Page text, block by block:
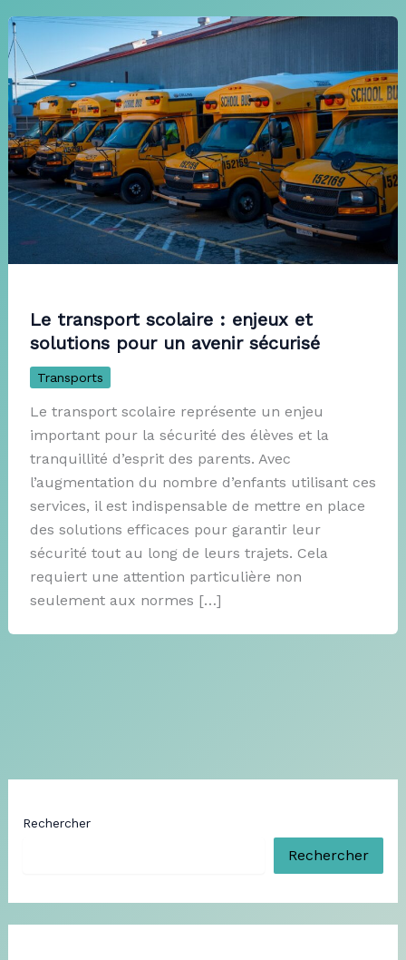
Le transport scolaire : enjeux et
solutions pour un avenir sécurisé
Transports
Le transport scolaire représente un enjeu
important pour la sécurité des élèves et la
tranquillité d’esprit des parents. Avec
l’augmentation du nombre d’enfants utilisant ces
services, il est indispensable de mettre en place
des solutions efficaces pour garantir leur
sécurité tout au long de leurs trajets. Cela
requiert une attention particulière non
seulement aux normes […]
Rechercher
Rechercher